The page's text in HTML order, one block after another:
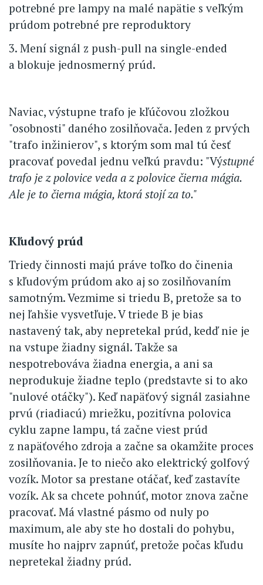
potrebné pre lampy na malé napätie s veľkým
prúdom potrebné pre reproduktory
3. Mení signál z push-pull na single-ended
a blokuje jednosmerný prúd.
Naviac, výstupne trafo je kľúčovou zložkou
"osobnosti" daného zosilňovača. Jeden z prvých
"trafo inžinierov", s ktorým som mal tú česť
pracovať povedal jednu veľkú pravdu: "Výstupné
trafo je z polovice veda a z polovice čierna mágia.
Ale je to čierna mágia, ktorá stojí za to."
Kľudový prúd
Triedy činnosti majú práve toľko do činenia
s kľudovým prúdom ako aj so zosilňovaním
samotným. Vezmime si triedu B, pretože sa to
nej ľahšie vysvetľuje. V triede B je bias
nastavený tak, aby nepretekal prúd, kedď nie je
na vstupe žiadny signál. Takže sa
nespotrebováva žiadna energia, a ani sa
neprodukuje žiadne teplo (predstavte si to ako
"nulové otáčky"). Keď napäťový signál zasiahne
prvú (riadiacú) mriežku, pozitívna polovica
cyklu zapne lampu, tá začne viest prúd
z napäťového zdroja a začne sa okamžite proces
zosilňovania. Je to niečo ako elektrický golfový
vozík. Motor sa prestane otáčať, keď zastavíte
vozík. Ak sa chcete pohnúť, motor znova začne
pracovať. Má vlastné pásmo od nuly po
maximum, ale aby ste ho dostali do pohybu,
musíte ho najprv zapnúť, pretože počas kľudu
nepretekal žiadny prúd.